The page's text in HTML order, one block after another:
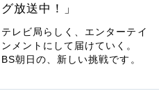
グ放送中！」
テレビ局らしく、エンターテイ
ンメントにして届けていく。
BS朝日の、新しい挑戦です。